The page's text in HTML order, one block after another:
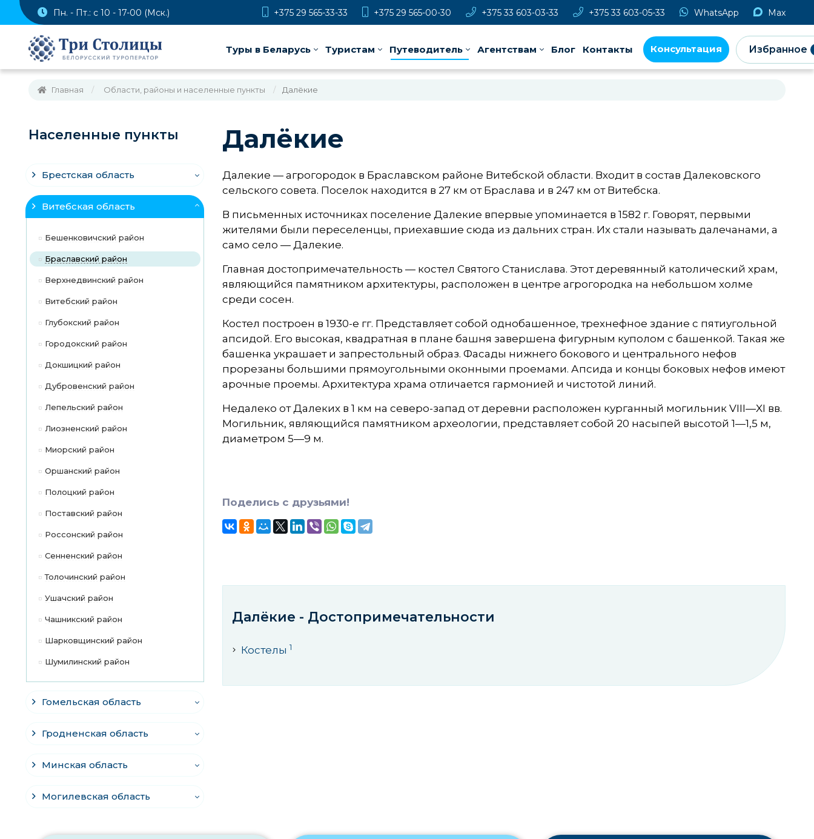
Пн. - Пт.: с 10 - 17-00 (Мск.) +375 29 565-33-33 +375 29 565-00-30 +375 33 603-03-33 +375 33 603-05-33 WhatsApp Max
Туры в Беларусь Туристам Путеводитель Агентствам Блог Контакты Консультация Избранное
Главная Области, районы и населенные пункты Далёкие
Населенные пункты
Брестская область
Витебская область
Бешенковичский район
Браславский район
Верхнедвинский район
Витебский район
Глубокский район
Городокский район
Докшицкий район
Дубровенский район
Лепельский район
Лиозненский район
Миорский район
Оршанский район
Полоцкий район
Поставский район
Россонский район
Сенненский район
Толочинский район
Ушачский район
Чашникский район
Шарковщинский район
Шумилинский район
Гомельская область
Гродненская область
Минская область
Могилевская область
Далёкие
Далекие — агрогородок в Браславском районе Витебской области. Входит в состав Далековского
сельского совета. Поселок находится в 27 км от Браслава и в 247 км от Витебска.
В письменных источниках поселение Далекие впервые упоминается в 1582 г. Говорят, первыми
жителями были переселенцы, приехавшие сюда из дальних стран. Их стали называть далечанами, а
само село — Далекие.
Главная достопримечательность — костел Святого Станислава. Этот деревянный католический храм,
являющийся памятником архитектуры, расположен в центре агрогородка на небольшом холме
среди сосен.
Костел построен в 1930-е гг. Представляет собой однобашенное, трехнефное здание с пятиугольной
апсидой. Его высокая, квадратная в плане башня завершена фигурным куполом с башенкой. Такая же
башенка украшает и запрестольный образ. Фасады нижнего бокового и центрального нефов
прорезаны большими прямоугольными оконными проемами. Апсида и концы боковых нефов имеют
арочные проемы. Архитектура храма отличается гармонией и чистотой линий.
Недалеко от Далеких в 1 км на северо-запад от деревни расположен курганный могильник VIII—XІ вв.
Могильник, являющийся памятником археологии, представляет собой 20 насыпей высотой 1—1,5 м,
диаметром 5—9 м.
Поделись с друзьями!
Далёкие - Достопримечательности
Костелы 1